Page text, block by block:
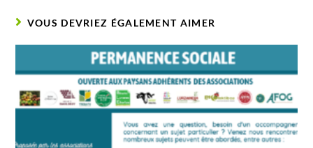
VOUS DEVRIEZ ÉGALEMENT AIMER